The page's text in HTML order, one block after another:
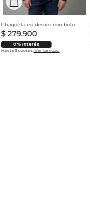
Chaqueta en denim con botones para hombre
$ 279.900
0% Interés
Hasta 3 cuotas. Ver bancos.